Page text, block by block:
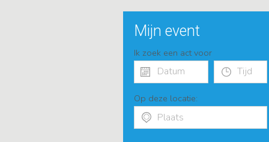
Mijn event
Ik zoek een act voor
Op deze locatie: